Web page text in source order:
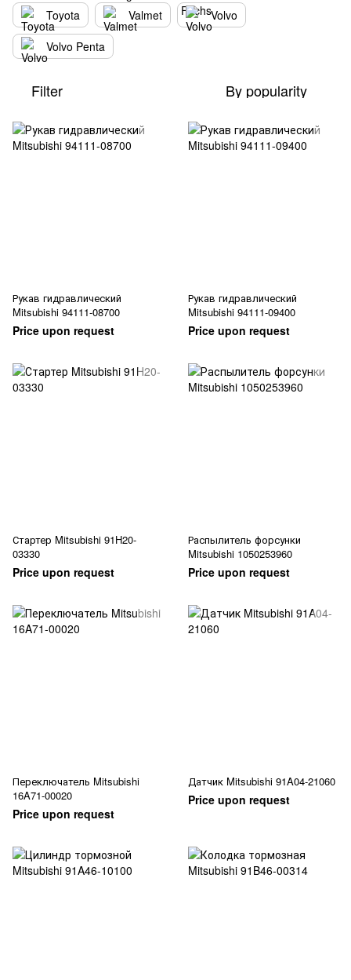
Toyota
Valmet
Volvo
Volvo Penta
Filter By popularity
Рукав гидравлический
Mitsubishi 94111-08700
Price upon request
Рукав гидравлический
Mitsubishi 94111-09400
Price upon request
Стартер Mitsubishi 91H20-
03330
Price upon request
Распылитель форсунки
Mitsubishi 1050253960
Price upon request
Переключатель Mitsubishi
16A71-00020
Price upon request
Датчик Mitsubishi 91A04-21060
Price upon request